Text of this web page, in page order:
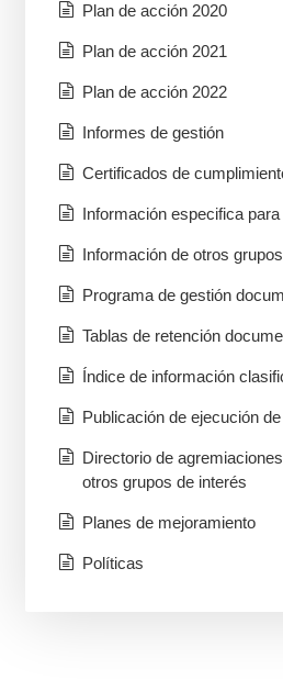
Plan de acción 2020
Plan de acción 2021
Plan de acción 2022
Informes de gestión
Certificados de
Información especifica
Información de otros
Programa de gestión
Tablas de retención
Índice de información
Publicación de ejecución
Directorio de
otros grupos de interés
Planes de mejoramiento
Políticas